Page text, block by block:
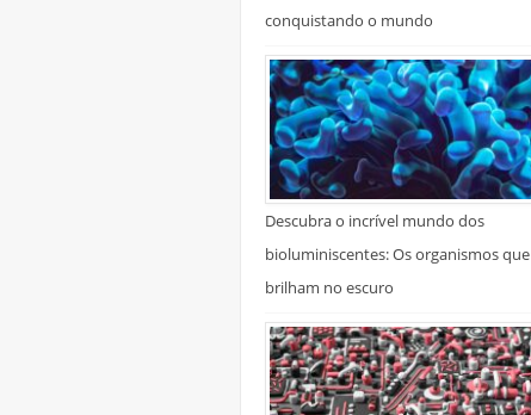
conquistando o mundo
Descubra o incrível mundo dos
bioluminiscentes: Os organismos que
brilham no escuro